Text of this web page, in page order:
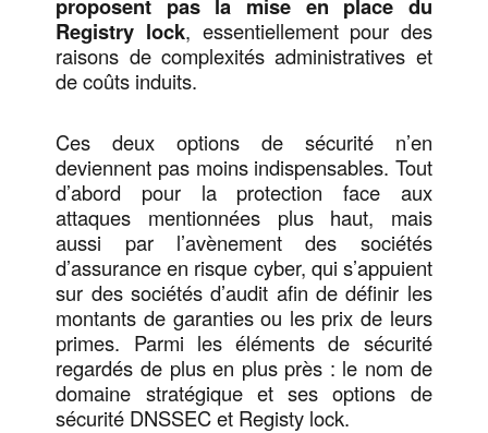
proposent pas la mise en place du
Registry lock, essentiellement pour des
raisons de complexités administratives et
de coûts induits.
Ces deux options de sécurité n’en
deviennent pas moins indispensables. Tout
d’abord pour la protection face aux
attaques mentionnées plus haut, mais
aussi par l’avènement des sociétés
d’assurance en risque cyber, qui s’appuient
sur des sociétés d’audit afin de définir les
montants de garanties ou les prix de leurs
primes. Parmi les éléments de sécurité
regardés de plus en plus près : le nom de
domaine stratégique et ses options de
sécurité DNSSEC et Registy lock.